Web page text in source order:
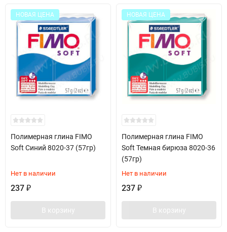
НОВАЯ ЦЕНА
Полимерная глина FIMO
Soft Синий 8020-37 (57гр)
Нет в наличии
237 ₽
В корзину
НОВАЯ ЦЕНА
Полимерная глина FIMO
Soft Темная бирюза 8020-36
(57гр)
Нет в наличии
237 ₽
В корзину